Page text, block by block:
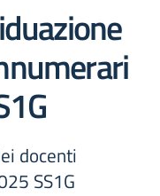
docenti
SS1G